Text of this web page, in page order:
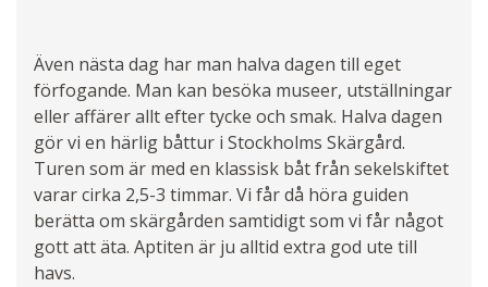
Även nästa dag har man halva dagen till eget
förfogande. Man kan besöka museer, utställningar
eller affärer allt efter tycke och smak. Halva dagen
gör vi en härlig båttur i Stockholms Skärgård.
Turen som är med en klassisk båt från sekelskiftet
varar cirka 2,5-3 timmar. Vi får då höra guiden
berätta om skärgården samtidigt som vi får något
gott att äta. Aptiten är ju alltid extra god ute till
havs.